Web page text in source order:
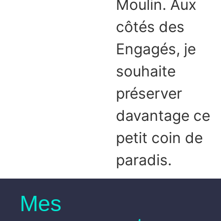
Moulin. Aux
côtés des
Engagés, je
souhaite
préserver
davantage ce
petit coin de
paradis.
Mes